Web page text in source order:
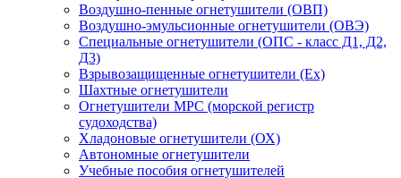
Воздушно-пенные огнетушители (ОВП)
Воздушно-эмульсионные огнетушители (ОВЭ)
Специальные огнетушители (ОПС - класс Д1, Д2,
Д3)
Взрывозащищенные огнетушители (Ex)
Шахтные огнетушители
Огнетушители МРС (морской регистр
судоходства)
Хладоновые огнетушители (ОХ)
Автономные огнетушители
Учебные пособия огнетушителей